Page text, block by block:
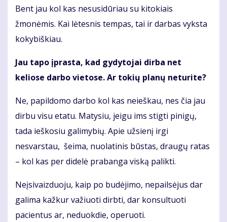
Bent jau kol kas nesusidūriau su kitokiais
žmonėmis. Kai lėtesnis tempas, tai ir darbas vyksta
kokybiškiau.
Jau tapo įprasta, kad gydytojai dirba net
keliose darbo vietose. Ar tokių planų neturite?
Ne, papildomo darbo kol kas neieškau, nes čia jau
dirbu visu etatu. Matysiu, jeigu ims stigti pinigų,
tada ieškosiu galimybių. Apie užsienį irgi
nesvarstau, šeima, nuolatinis būstas, draugų ratas
– kol kas per didelė prabanga viską palikti.
Neįsivaizduoju, kaip po budėjimo, nepailsėjus dar
galima kažkur važiuoti dirbti, dar konsultuoti
pacientus ar, neduokdie, operuoti.